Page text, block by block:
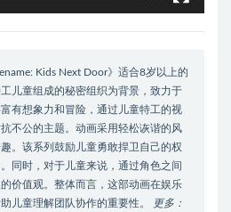
Kids Next Door》适合8岁以上的
儿童组成的秘密组织为背景，致力于
有想象力和冒险，通过儿童特工的视
不公的主题。动画采用轻松诙谐的风
。该系列鼓励儿童勇敢捍卫自己的权
同时，对于儿童来说，通过角色之间
价值观。整体而言，这部动画在娱乐
儿童理解团队协作的重要性。
更多：